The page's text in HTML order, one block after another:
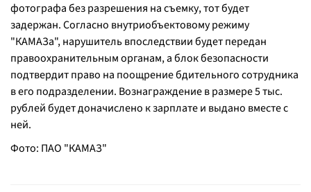
фотографа без разрешения на съемку, тот будет
задержан. Согласно внутриобъектовому режиму
"КАМАЗа", нарушитель впоследствии будет передан
правоохранительным органам, а блок безопасности
подтвердит право на поощрение бдительного сотрудника
в его подразделении. Вознаграждение в размере 5 тыс.
рублей будет доначислено к зарплате и выдано вместе с
ней.
Фото: ПАО "КАМАЗ"